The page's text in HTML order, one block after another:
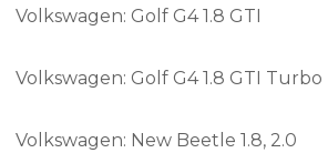
Volkswagen: Golf G4 1.8 GTI
Volkswagen: Golf G4 1.8 GTI Turbo
Volkswagen: New Beetle 1.8, 2.0